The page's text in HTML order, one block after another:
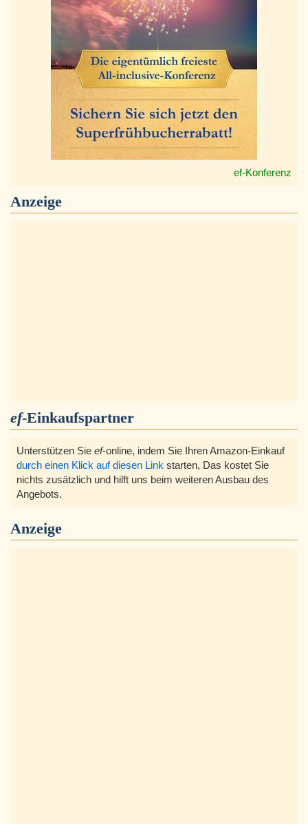
ef-Konferenz
Anzeige
ef-Einkaufspartner
Unterstützen Sie ef-online, indem Sie Ihren Amazon-Einkauf
durch einen Klick auf diesen Link starten, Das kostet Sie
nichts zusätzlich und hilft uns beim weiteren Ausbau des
Angebots.
Anzeige